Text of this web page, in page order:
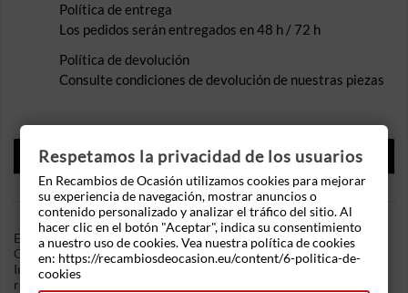
Política de entrega
Los pedidos serán entregados en 48 h / 72 h
Política de devolución
Consulte condiciones de devolución de nuestras piezas
DESCRIPCIÓN
DETALLES DEL PRODUCTO
En Recambios de Ocasion disponemos de Retrovisor izquierdo
Citroen Berlingo I (Versión 2002) 1.9 D (71 cv) .Referencia
Interna: 10101713352196. Ademas, disponemos de mas
recambios, si tiene cualquier duda consultenos.
Respetamos la privacidad de los usuarios
En Recambios de Ocasión utilizamos cookies para mejorar
su experiencia de navegación, mostrar anuncios o
contenido personalizado y analizar el tráfico del sitio. Al
hacer clic en el botón "Aceptar", indica su consentimiento
a nuestro uso de cookies. Vea nuestra política de cookies
en: https://recambiosdeocasion.eu/content/6-politica-de-
cookies